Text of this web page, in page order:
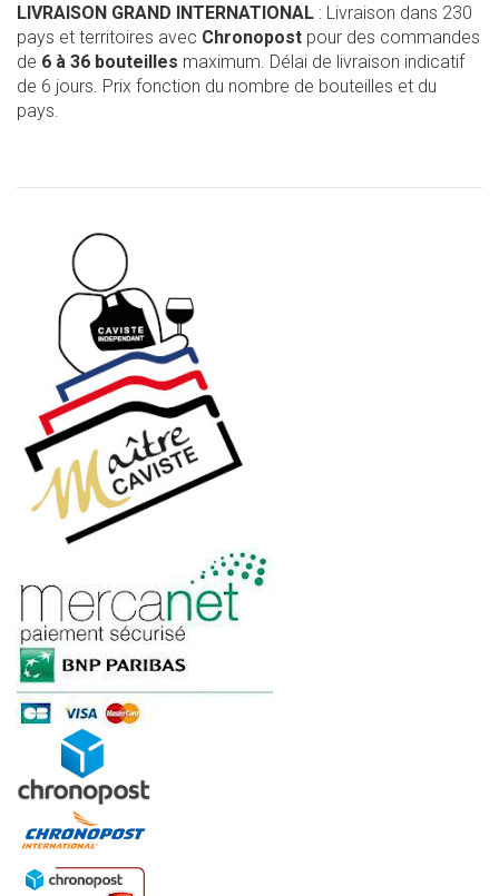
LIVRAISON GRAND INTERNATIONAL : Livraison dans 230
pays et territoires avec Chronopost pour des commandes
de 6 à 36 bouteilles maximum. Délai de livraison indicatif
de 6 jours. Prix fonction du nombre de bouteilles et du
pays.